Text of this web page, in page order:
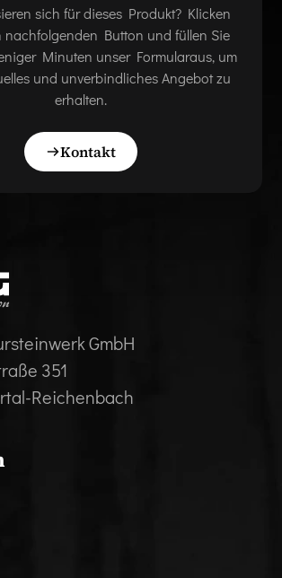
sich für dieses Produkt? Klicken
nachfolgenden Button und füllen Sie
Minuten unser Formularaus, um
und unverbindliches Angebot zu
erhalten.
Kontakt
GmbH
351
Reichenbach